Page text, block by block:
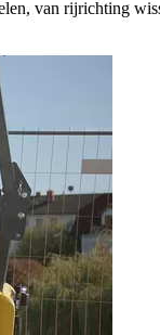
van rijrichting